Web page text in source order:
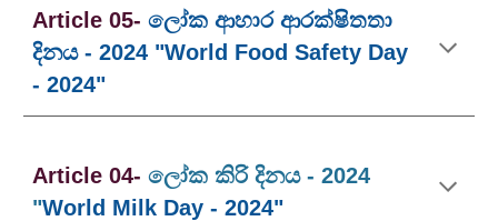
Article 05- ලෝක ආහාර ආරක්ෂිතතා
දිනය - 2024 "World Food Safety Day
- 2024"
Article 04- ලෝක කිරි දිනය - 2024
"World Milk Day - 2024"